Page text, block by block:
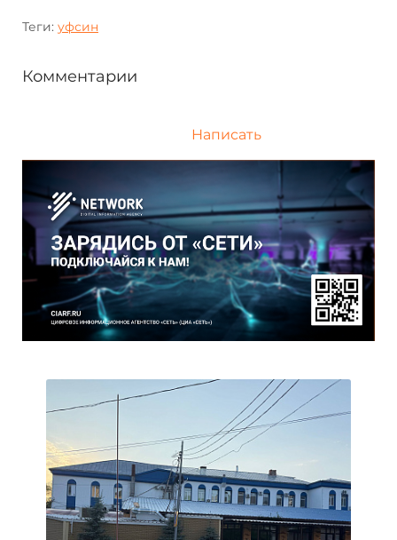
Теги: уфсин
Комментарии
Написать